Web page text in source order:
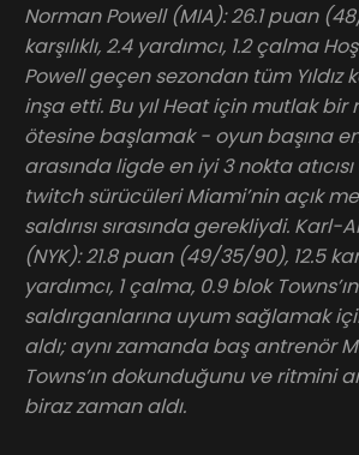
Norman Powell (MIA): 26.1 puan
karşılıklı, 2.4 yardımcı, 1.2 çalma
Powell geçen sezondan tüm Yıldız
inşa etti. Bu yıl Heat için mutlak bir
ötesine başlamak - oyun başına
arasında ligde en iyi 3 nokta
twitch sürücüleri Miami’nin açık
saldırısı sırasında gerekliydi. Karl-
(NYK): 21.8 puan (49/35/90), 12.5
yardımcı, 1 çalma, 0.9 blok
saldırganlarına uyum sağlamak
aldı; aynı zamanda baş antrenör
Towns’ın dokunduğunu ve ritmini
biraz zaman aldı.